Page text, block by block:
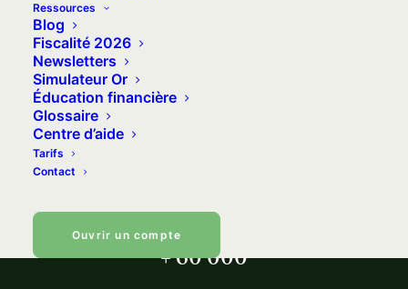
Ressources
Blog
Fiscalité 2026
Newsletters
Simulateur Or
Éducation financière
Glossaire
Centre d’aide
Tarifs
Contact
Ouvrir un compteNombre d’utilisateurs
+ 60 000